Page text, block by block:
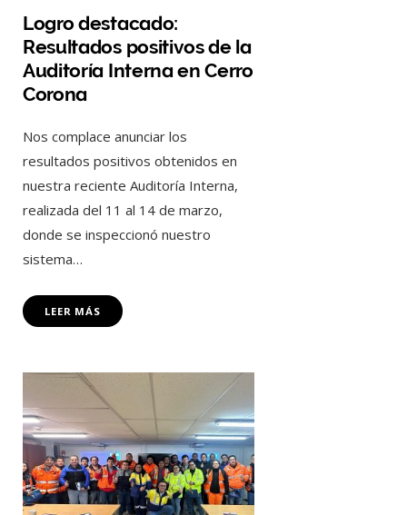
Logro destacado:
Resultados positivos de la
Auditoría Interna en Cerro
Corona
Nos complace anunciar los
resultados positivos obtenidos en
nuestra reciente Auditoría Interna,
realizada del 11 al 14 de marzo,
donde se inspeccionó nuestro
sistema…
LEER MÁS